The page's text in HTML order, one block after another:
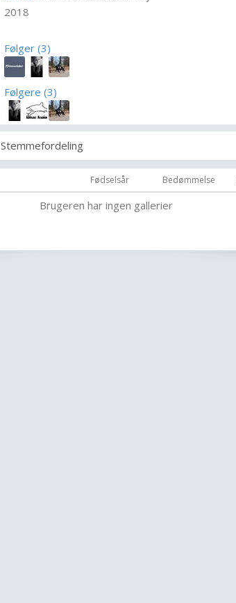
2018
Følger (3)
Følgere (3)
Stemmefordeling
Fødselsår Bedømmelse
Brugeren har ingen gallerier